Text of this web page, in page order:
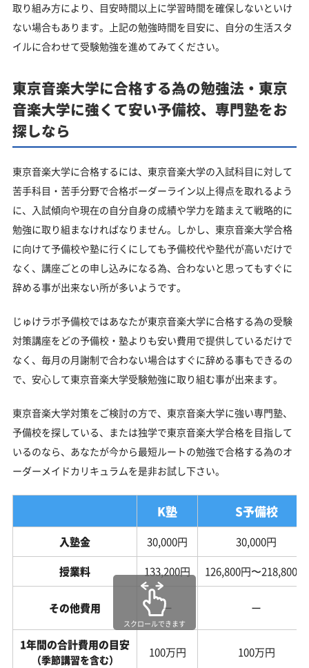
取り組み方により、目安時間以上に学習時間を確保しないといけ
ない場合もあります。上記の勉強時間を目安に、自分の生活スタ
イルに合わせて受験勉強を進めてみてください。
東京音楽大学に合格する為の勉強法・東京
音楽大学に強くて安い予備校、専門塾をお
探しなら
東京音楽大学に合格するには、東京音楽大学の入試科目に対して
苦手科目・苦手分野で合格ボーダーライン以上得点を取れるよう
に、入試傾向や現在の自分自身の成績や学力を踏まえて戦略的に
勉強に取り組まなければなりません。しかし、東京音楽大学合格
に向けて予備校や塾に行くにしても予備校代や塾代が高いだけで
なく、講座ごとの申し込みになる為、合わないと思ってもすぐに
辞める事が出来ない所が多いようです。
じゅけラボ予備校ではあなたが東京音楽大学に合格する為の受験
対策講座をどの予備校・塾よりも安い費用で提供しているだけで
なく、毎月の月謝制で合わない場合はすぐに辞める事もできるの
で、安心して東京音楽大学受験勉強に取り組む事が出来ます。
東京音楽大学対策をご検討の方で、東京音楽大学に強い専門塾、
予備校を探している、または独学で東京音楽大学合格を目指して
いるのなら、あなたが今から最短ルートの勉強で合格する為のオ
ーダーメイドカリキュラムを是非お試し下さい。
K塾 S予備校
入塾金 30,000円
30,000円
授業料
133,200円 126,800円〜218,800円
その他費用 ー ー
1年間の合計費用の目安
（季節講習を含む） 100万円 100万円
スクロールできます